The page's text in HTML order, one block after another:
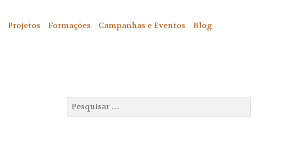
Projetos Formações Campanhas e Eventos
Blog
Pesquisar
por: